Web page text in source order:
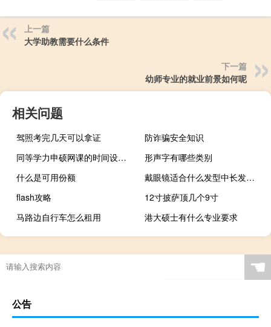
上一篇
大学助教需要什么条件
下一篇
幼师专业的就业前景如何呢
相关问题
驾照考完几天可以拿证
防诈骗安全知识
同等学力申硕网课的时间设定是个人可调的吗
形声字有哪些类别
什么是可用份额
戴眼镜适合什么发型中长发（戴眼镜适合什么发型）
flash攻略
12寸披萨顶几个9寸
马路边自行车怎么租用
港大硕士有什么专业要求
☚
公告